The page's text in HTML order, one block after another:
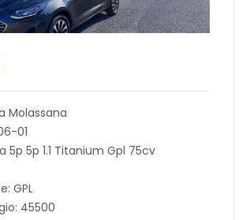
Molassana
01
5p 5p 1.1 Titanium Gpl 75cv
GPL
45500